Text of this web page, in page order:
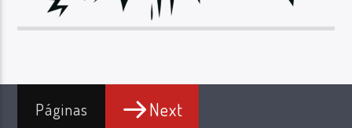
Páginas Next